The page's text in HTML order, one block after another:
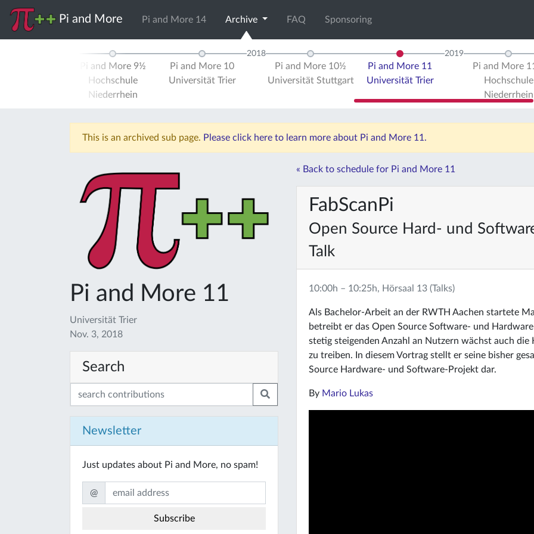
Pi and More Pi and More 14 Archive FAQ Sponsoring
Pi and More 9½
Hochschule
Niederrhein
Pi and More 10
Universität Trier
2018
Pi and More 10½
Universität Stuttgart
Pi and More 11
Universität Trier
2019
Pi and More
Hochschule
Niederrhein
This is an archived sub page. Please click here to learn more about Pi and More 11.
Pi and More 11
Universität Trier
Nov. 3, 2018
Search
Newsletter
Just updates about Pi and More, no spam!
@
« Back to schedule for Pi and More 11
FabScanPi
Open Source Hard- und
Talk
10:00h – 10:25h, Hörsaal 13 (Talks)
Als Bachelor-Arbeit an der RWTH Aachen startete
betreibt er das Open Source Software- und
stetig steigenden Anzahl an Nutzern wächst auch
zu treiben. In diesem Vortrag stellt er seine bisher
Source Hardware- und Software-Projekt dar.
By Mario Lukas